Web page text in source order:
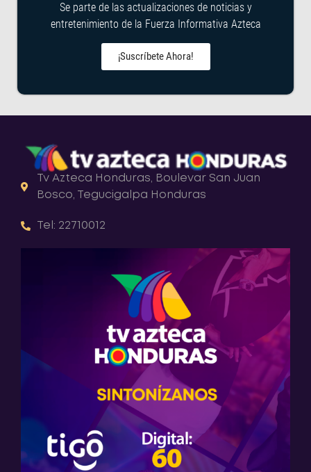
Se parte de las actualizaciones de noticias y
entretenimiento de la Fuerza Informativa Azteca
¡Suscríbete Ahora!
Tv Azteca Honduras, Boulevar San Juan
Bosco, Tegucigalpa Honduras
Tel: 22710012